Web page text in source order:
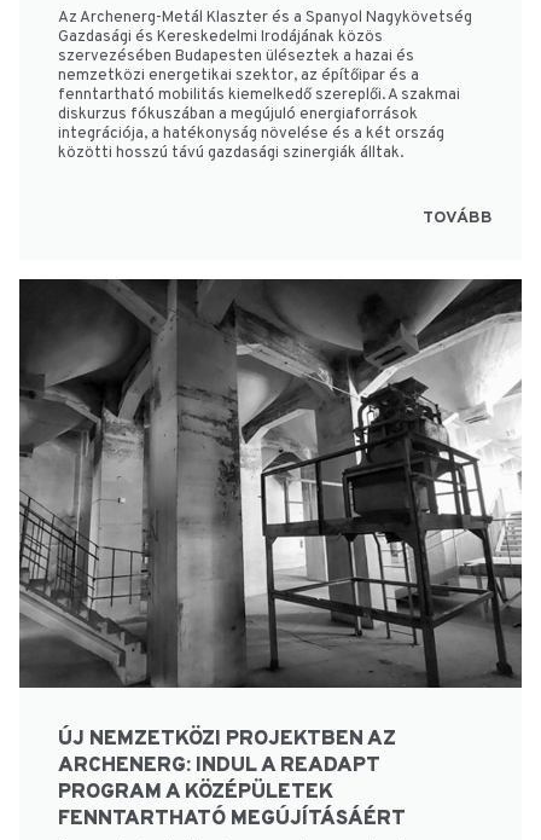
Az Archenerg-Metál Klaszter és a Spanyol Nagykövetség
Gazdasági és Kereskedelmi Irodájának közös
szervezésében Budapesten üléseztek a hazai és
nemzetközi energetikai szektor, az építőipar és a
fenntartható mobilitás kiemelkedő szereplői. A szakmai
diskurzus fókuszában a megújuló energiaforrások
integrációja, a hatékonyság növelése és a két ország
közötti hosszú távú gazdasági szinergiák álltak.
TOVÁBB
ÚJ NEMZETKÖZI PROJEKTBEN AZ
ARCHENERG: INDUL A READAPT
PROGRAM A KÖZÉPÜLETEK
FENNTARTHATÓ MEGÚJÍTÁSÁÉRT